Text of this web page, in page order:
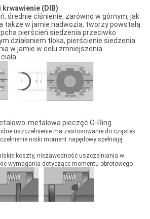
(DIB)
średnie ciśnienie, zarówno w górnym, jak
także w jamie nadwozia, tworzy powstałą
pierścień siedzenia przeciwko
działaniem tłoka, pierścienie siedzenia
w jamie w celu zmniejszenia
metalowa pieczęć O-Ring
uszczelnienie ma zastosowanie do cząstek
niski moment napędowy spełniają
koszty, niezawodność uszczelniania w
wymagania dotyczące momentu obrotowego